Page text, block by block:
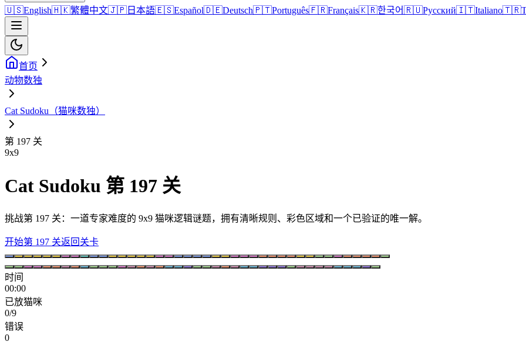
🇺🇸English🇭🇰繁體中文🇯🇵 日本語🇪🇸Español🇩🇪Deutsch🇵🇹Português🇫🇷Français🇰🇷한국어🇷🇺Русский🇮🇹Italiano🇹🇷
首页
动物数独
Cat Sudoku（猫咪数独）
第 197 关
9x9
Cat Sudoku 第 197 关
挑战第 197 关：一道专家难度的 9x9 猫咪逻辑谜题，拥有清晰规则、彩色区域和一个已验证的唯一解。
开始第 197 关返回关卡
时间
00:00
已放猫咪
0/9
错误
0